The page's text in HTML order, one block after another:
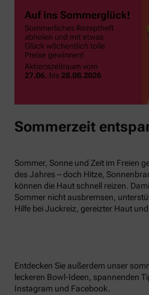
Sommerzeit
Sommer, Sonne und Zeit im Freien
des Jahres – doch Hitze,
können die Haut schnell reizen.
Sommer nicht ausbremsen,
Hilfe bei Juckreiz, gereizter Haut
Entdecken Sie außerdem unser
leckeren Bowl-Ideen, spannenden
Instagram und Facebook.